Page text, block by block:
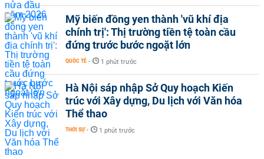
Mỹ biến đồng yen thành 'vũ khí địa
chính trị': Thị trường tiền tệ toàn cầu
đứng trước bước ngoặt lớn
QUỐC TẾ - 1 phút trước
Hà Nội sáp nhập Sở Quy hoạch Kiến
trúc với Xây dựng, Du lịch với Văn hóa
Thể thao
THỜI SỰ - 1 phút trước